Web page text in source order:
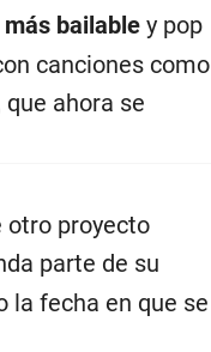
bailabley pop
canciones como
que ahora se
otro proyecto
parte de su
la fecha en que se